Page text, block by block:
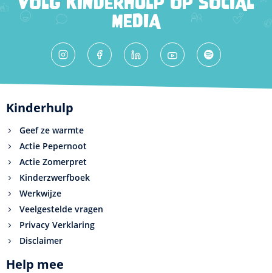
MEDIA
Kinderhulp
Geef ze warmte
Actie Pepernoot
Actie Zomerpret
Kinderzwerfboek
Werkwijze
Veelgestelde vragen
Privacy Verklaring
Disclaimer
Help mee